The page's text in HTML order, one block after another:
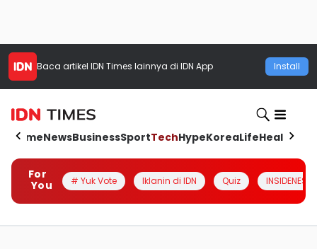
Baca artikel IDN Times lainnya di IDN App Install
HomeNewsBusinessSportTechHypeKoreaLifeHealth
For
You
# Yuk Vote Iklanin di IDN Quiz INSIDENESIA